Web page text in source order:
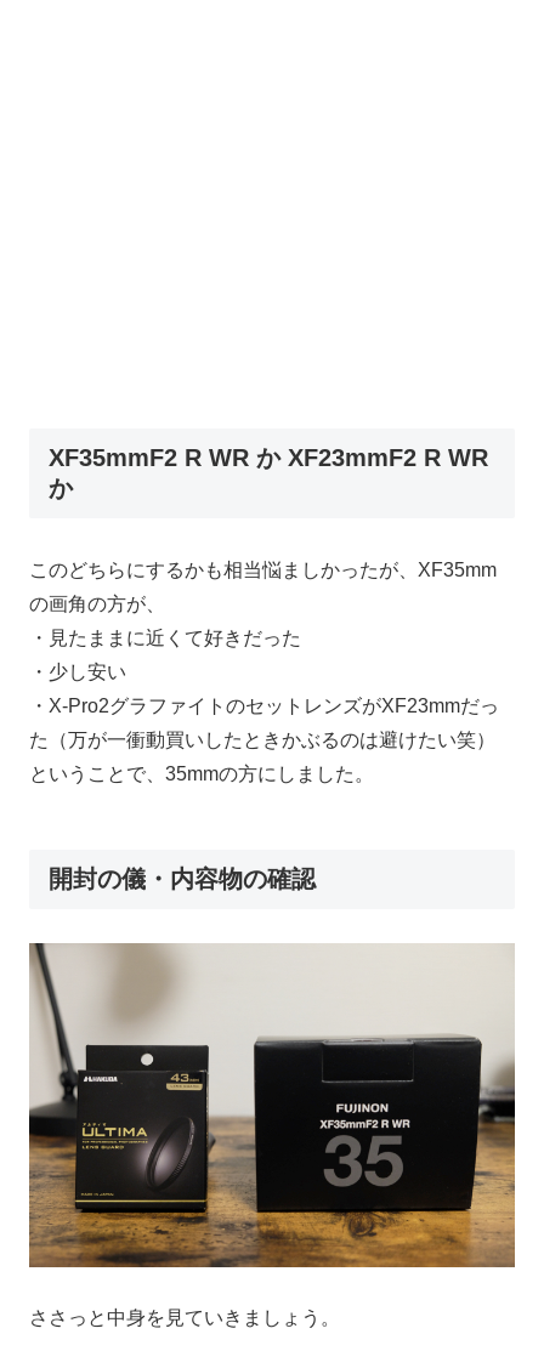
XF35mmF2 R WR か XF23mmF2 R WR
か
このどちらにするかも相当悩ましかったが、XF35mm
の画角の方が、
・見たままに近くて好きだった
・少し安い
・X-Pro2グラファイトのセットレンズがXF23mmだっ
た（万が一衝動買いしたときかぶるのは避けたい笑）
ということで、35mmの方にしました。
開封の儀・内容物の確認
ささっと中身を見ていきましょう。